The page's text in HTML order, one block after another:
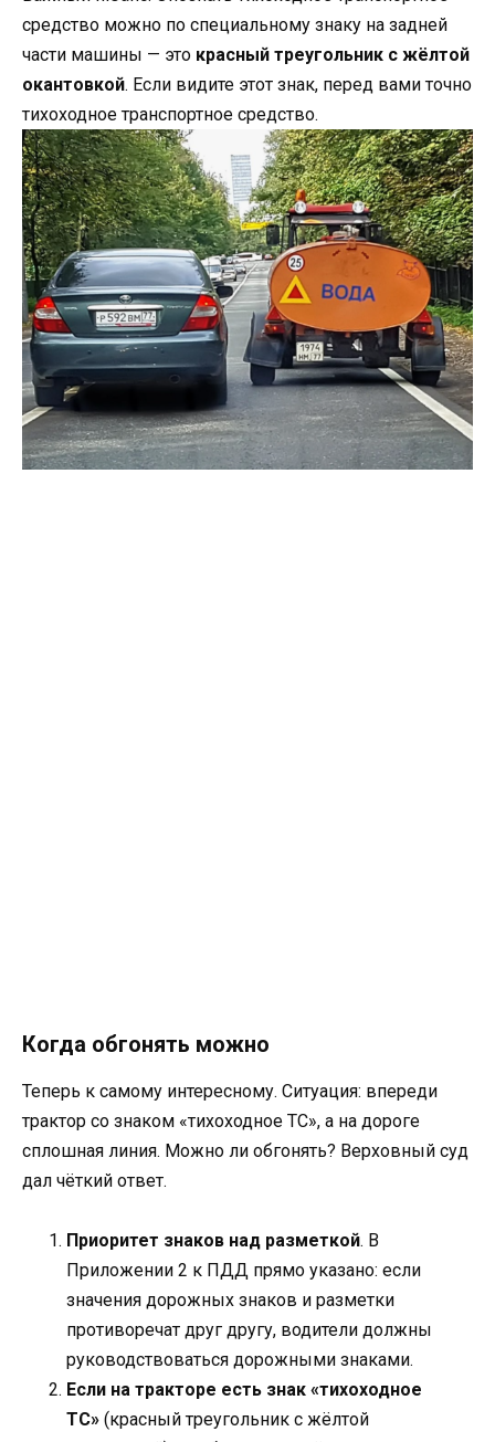
средство можно по специальному знаку на задней
части машины — это красный треугольник с жёлтой
окантовкой. Если видите этот знак, перед вами точно
тихоходное транспортное средство.
Когда обгонять можно
Теперь к самому интересному. Ситуация: впереди
трактор со знаком «тихоходное ТС», а на дороге
сплошная линия. Можно ли обгонять? Верховный суд
дал чёткий ответ.
Приоритет знаков над разметкой. В
Приложении 2 к ПДД прямо указано: если
значения дорожных знаков и разметки
противоречат друг другу, водители должны
руководствоваться дорожными знаками.
Если на тракторе есть знак «тихоходное
ТС» (красный треугольник с жёлтой